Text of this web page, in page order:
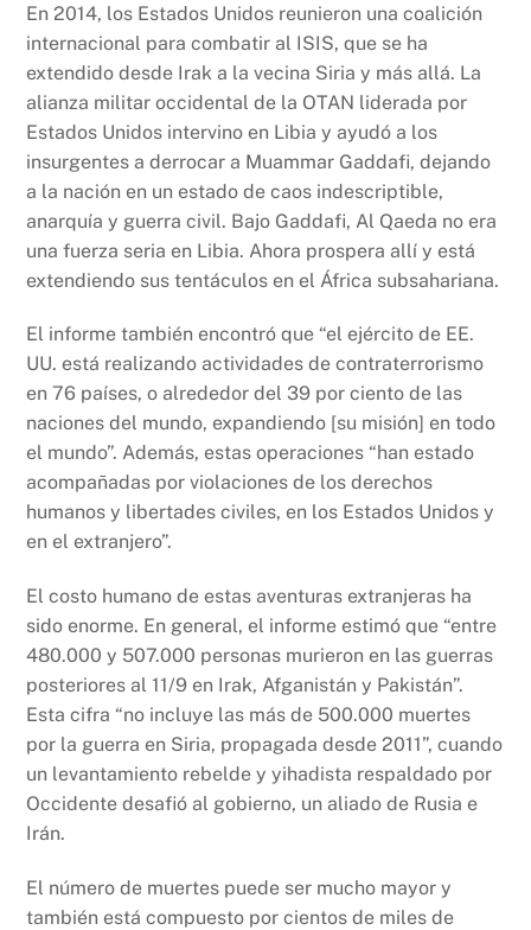
En 2014, los Estados Unidos reunieron una coalición
internacional para combatir al ISIS, que se ha
extendido desde Irak a la vecina Siria y más allá. La
alianza militar occidental de la OTAN liderada por
Estados Unidos intervino en Libia y ayudó a los
insurgentes a derrocar a Muammar Gaddafi, dejando
a la nación en un estado de caos indescriptible,
anarquía y guerra civil. Bajo Gaddafi, Al Qaeda no era
una fuerza seria en Libia. Ahora prospera allí y está
extendiendo sus tentáculos en el África subsahariana.
El informe también encontró que “el ejército de EE.
UU. está realizando actividades de contraterrorismo
en 76 países, o alrededor del 39 por ciento de las
naciones del mundo, expandiendo [su misión] en todo
el mundo”. Además, estas operaciones “han estado
acompañadas por violaciones de los derechos
humanos y libertades civiles, en los Estados Unidos y
en el extranjero”.
El costo humano de estas aventuras extranjeras ha
sido enorme. En general, el informe estimó que “entre
480.000 y 507.000 personas murieron en las guerras
posteriores al 11/9 en Irak, Afganistán y Pakistán”.
Esta cifra “no incluye las más de 500.000 muertes
por la guerra en Siria, propagada desde 2011”, cuando
un levantamiento rebelde y yihadista respaldado por
Occidente desafió al gobierno, un aliado de Rusia e
Irán.
El número de muertes puede ser mucho mayor y
también está compuesto por cientos de miles de